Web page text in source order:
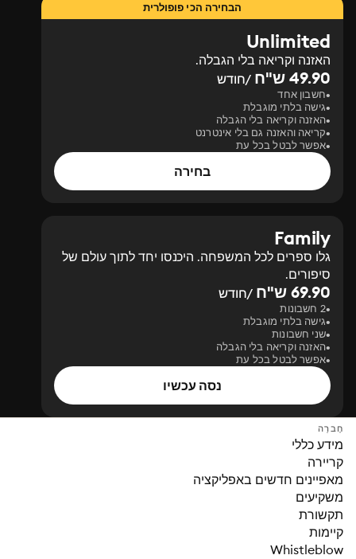
הבחירה הכי פופולרית
Unlimited
האזנה וקריאה בלי הגבלה.
49.90 ש"ח /חודש
חשבון אחד
גישה בלתי מוגבלת
האזנה וקריאה בלי הגבלה
קריאה והאזנה גם בלי אינטרנט
אפשר לבטל בכל עת
בחירה
Family
גלו ספרים לכל המשפחה. היכנסו יחד לתוך עולם של
סיפורים.
69.90 ש"ח /חודש
2 חשבונות
גישה בלתי מוגבלת
שני חשבונות
האזנה וקריאה בלי הגבלה
אפשר לבטל בכל עת
נסה עכשיו
חֶברָה
מידע כללי
קריירה
מאפיינים חדשים באפליקציה
משקיעים
תקשורת
קיימות
Whistleblow